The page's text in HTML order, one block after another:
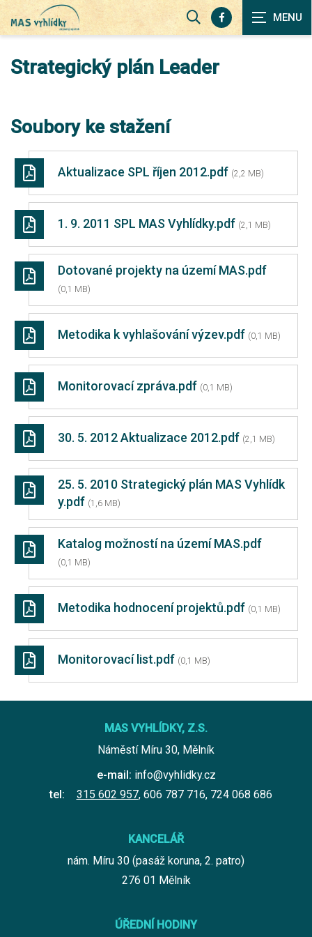
Zobrazit
Strategický plán Leader
Soubory ke stažení
Aktualizace SPL říjen 2012.pdf (2,2 MB)
1. 9. 2011 SPL MAS Vyhlídky.pdf (2,1 MB)
Dotované projekty na území MAS.pdf
(0,1 MB)
Metodika k vyhlašování výzev.pdf (0,1 MB)
Monitorovací zpráva.pdf (0,1 MB)
30. 5. 2012 Aktualizace 2012.pdf (2,1 MB)
25. 5. 2010 Strategický plán MAS Vyhlídk
y.pdf (1,6 MB)
Katalog možností na území MAS.pdf
(0,1 MB)
Metodika hodnocení projektů.pdf (0,1 MB)
Monitorovací list.pdf (0,1 MB)
MAS VYHLÍDKY, Z.S.
Náměstí Míru 30, Mělník
e-mail: info@vyhlidky.cz
tel:
315 602 957, 606 787 716, 724 068 686
KANCELÁŘ
nám. Míru 30 (pasáž koruna, 2. patro)
276 01 Mělník
ÚŘEDNÍ HODINY